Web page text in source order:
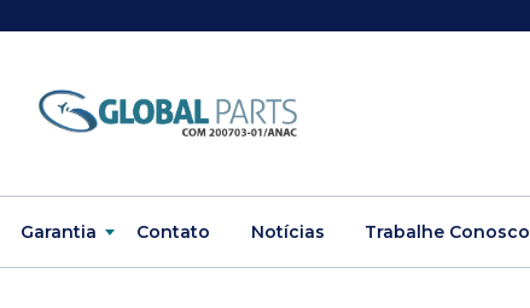
Garantia Contato Notícias Trabalhe Conosco